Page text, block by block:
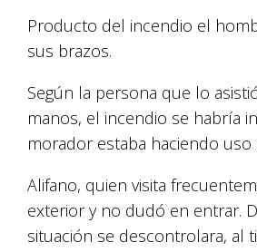
Producto del incendio el
sus brazos.
Según la persona que lo
manos, el incendio se habría
morador estaba haciendo uso
Alifano, quien visita
exterior y no dudó en entrar.
situación se descontrolara, al